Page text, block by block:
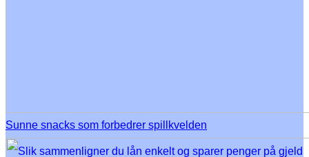
Sunne snacks som forbedrer spillkvelden